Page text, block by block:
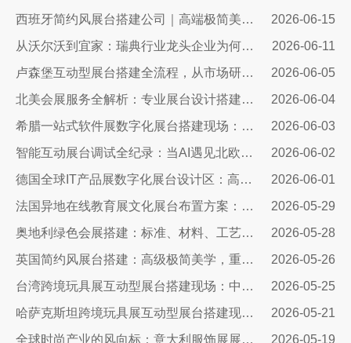
西班牙简约风展台搭建公司｜高端极简美学，打造欧洲展会专属展示空间
2026-06-15
从沃尔沃到宜家：瑞典行业龙头企业为何信赖我们的展台设计？
2026-06-11
卢森堡互动型展台搭建全流程，从市场研判、方案设计、技术落地……
2026-06-05
北美会展服务全解析：专业展台设计搭建，助力企业深耕北美市场
2026-06-04
希腊一站式软件展数字化展台搭建现场：科技赋能出海，打造欧洲数字展示新标杆
2026-06-03
智能互动展台调试全纪录：当AI遇见北欧展厅，一场技术与匠心交手的硬仗
2026-06-02
德国全球IT产品展数字化展台设计区：高端科技展台搭建核心方案
2026-06-01
法国异地在线教育展文化展台布置方案：兼顾品牌质感与引流转化
2026-05-29
奥地利绿色会展搭建：标准、材料、工艺与落地全解
2026-05-28
英国简约风展台搭建：高级极简美学，重塑国际展会品牌展示质感
2026-05-26
台湾跨境玩具展互动型展台搭建现场：中励展览设计搭建公司
2026-05-25
哈萨克斯坦跨境玩具展互动型展台搭建现场｜从图纸到落地，打造中亚流量标杆展台
2026-05-21
全球时尚产业的风向标：意大利服饰展展台设计公司
2026-05-19